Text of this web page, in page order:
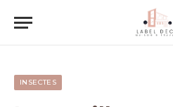
INSECTES